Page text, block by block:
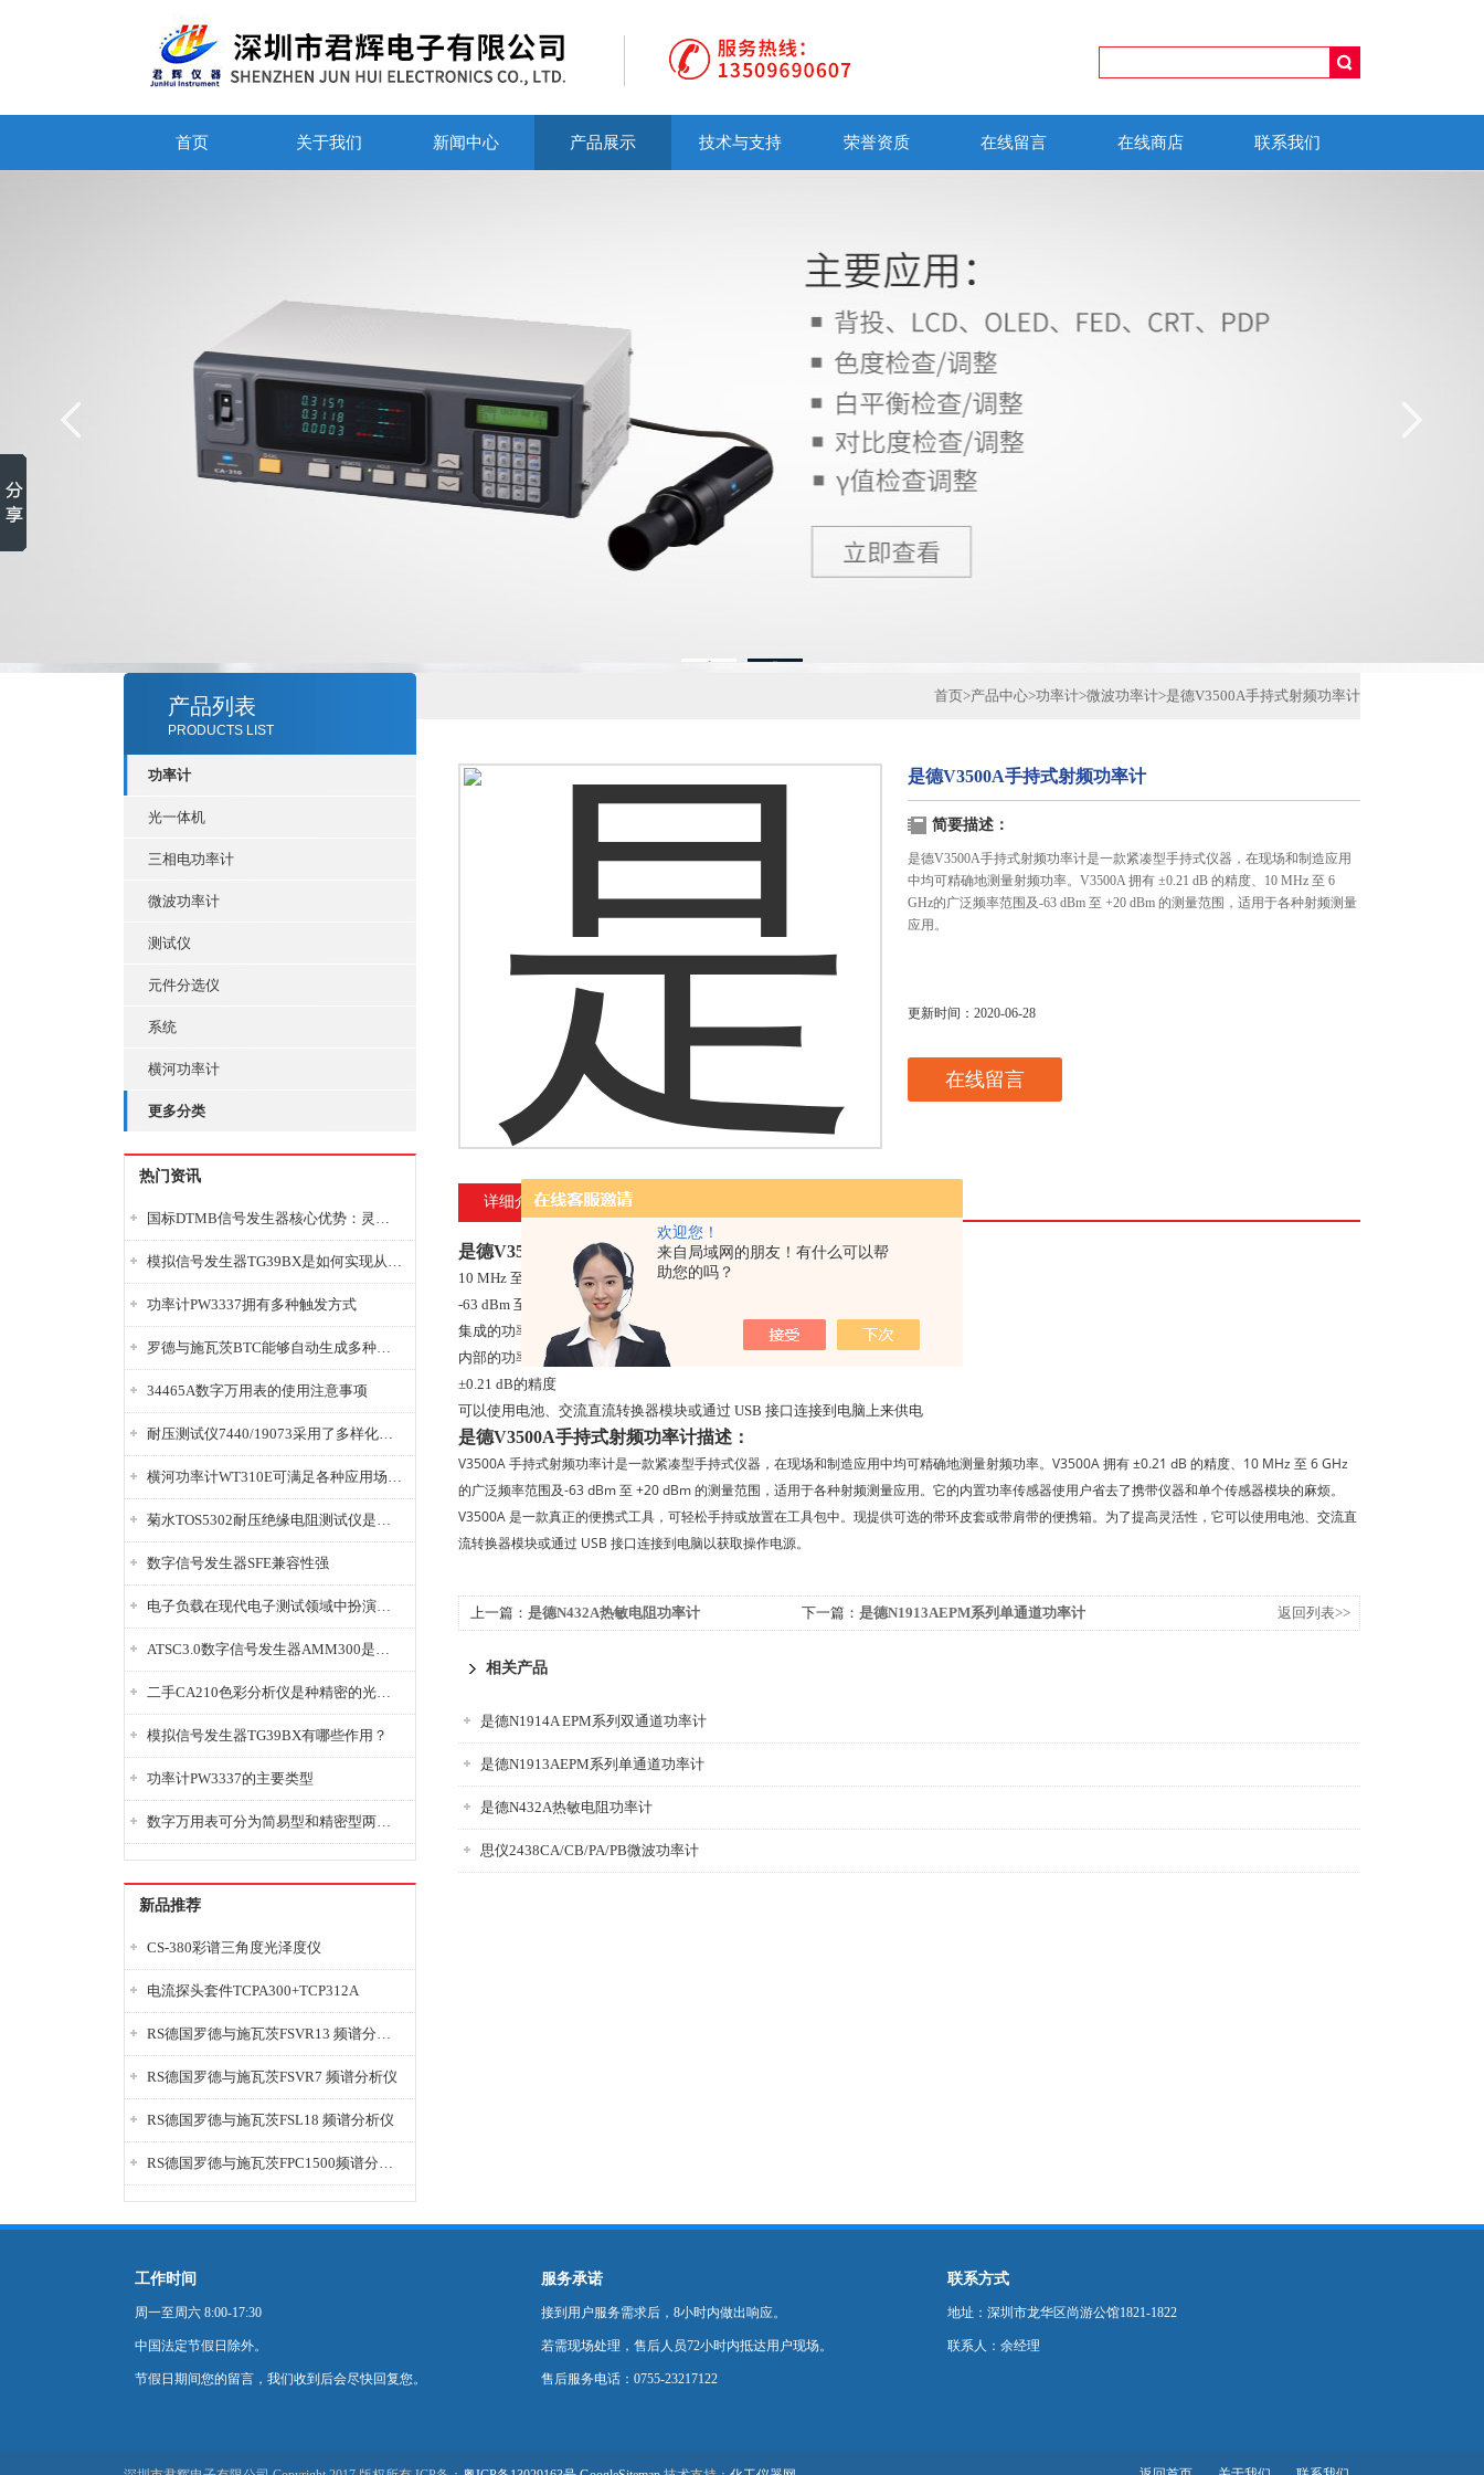
欢迎您！
来自局域网的朋友！有什么可以帮
助您的吗？
首页 关于我们 新闻中心 产品展示 技术与支持 荣誉资质 在线留言 在线商店 联系我们
1 2
产品列表
PRODUCTS LIST
功率计
光一体机
三相电功率计
微波功率计
测试仪
元件分选仪
系统
横河功率计
更多分类
热门资讯
国标DTMB信号发生器核心优势：灵活性与准确性的结合
模拟信号发生器TG39BX是如何实现从直流到交流的波形转换?
功率计PW3337拥有多种触发方式
罗德与施瓦茨BTC能够自动生成多种音视频信号
34465A数字万用表的使用注意事项
耐压测试仪7440/19073采用了多样化的功能设计
横河功率计WT310E可满足各种应用场景的需求
菊水TOS5302耐压绝缘电阻测试仪是种重要的电气安全检测设备
数字信号发生器SFE兼容性强
电子负载在现代电子测试领域中扮演着重要的角色
ATSC3.0数字信号发生器AMM300是能够产生各种数字信号的电子设备
二手CA210色彩分析仪是种精密的光学测量仪器
模拟信号发生器TG39BX有哪些作用？
功率计PW3337的主要类型
数字万用表可分为简易型和精密型两大类
新品推荐
CS-380彩谱三角度光泽度仪
电流探头套件TCPA300+TCP312A
RS德国罗德与施瓦茨FSVR13 频谱分析仪
RS德国罗德与施瓦茨FSVR7 频谱分析仪
RS德国罗德与施瓦茨FSL18 频谱分析仪
RS德国罗德与施瓦茨FPC1500频谱分析仪
首页>产品中心>功率计>微波功率计>是德V3500A手持式射频功率计
是德V3500A手持式射频功率计
简要描述：
是德V3500A手持式射频功率计是一款紧凑型手持式仪器，在现场和制造应用
中均可精确地测量射频功率。V3500A 拥有 ±0.21 dB 的精度、10 MHz 至 6
GHz的广泛频率范围及-63 dBm 至 +20 dBm 的测量范围，适用于各种射频测量
应用。
更新时间： 2020-06-28
在线留言
详细介绍
是德V3500A手持式射频功率计特点：
10 MHz 至 6 GHz 的广阔频率范围适用于各种应用
-63 dBm 至 +20 dBm的宽动态范围
集成的功率传感器，省去了携带单个功率传感器的麻烦
内部的功率参考可进行自我校准
±0.21 dB的精度
可以使用电池、交流直流转换器模块或通过 USB 接口连接到电脑上来供电
是德V3500A手持式射频功率计描述：
V3500A 手持式射频功率计是一款紧凑型手持式仪器，在现场和制造应用中均可精确地测量射频功率。V3500A 拥有 ±0.21 dB 的精度、10 MHz 至 6 GHz
的广泛频率范围及-63 dBm 至 +20 dBm 的测量范围，适用于各种射频测量应用。它的内置功率传感器使用户省去了携带仪器和单个传感器模块的麻烦。
V3500A 是一款真正的便携式工具，可轻松手持或放置在工具包中。现提供可选的带环皮套或带肩带的便携箱。为了提高灵活性，它可以使用电池、交流直
流转换器模块或通过 USB 接口连接到电脑以获取操作电源。
上一篇： 是德N432A热敏电阻功率计 下一篇： 是德N1913AEPM系列单通道功率计 返回列表>>
相关产品
是德N1914A EPM系列双通道功率计
是德N1913AEPM系列单通道功率计
是德N432A热敏电阻功率计
思仪2438CA/CB/PA/PB微波功率计
工作时间
周一至周六 8:00-17:30
中国法定节假日除外。
节假日期间您的留言，我们收到后会尽快回复您。
服务承诺
接到用户服务需求后，8小时内做出响应。
若需现场处理，售后人员72小时内抵达用户现场。
售后服务电话：0755-23217122
联系方式
地址：深圳市龙华区尚游公馆1821-1822
联系人：余经理